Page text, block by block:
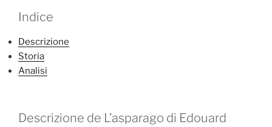
Indice
Descrizione
Storia
Analisi
Descrizione de L’asparago di Edouard